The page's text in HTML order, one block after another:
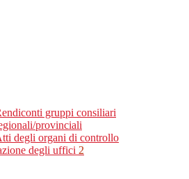
gruppi consiliari
provinciali
degli organi di controllo
degli uffici 2